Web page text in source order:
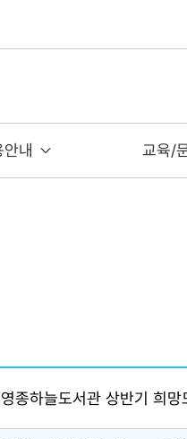
안내 교육/
종하늘도서관 상반기 희망